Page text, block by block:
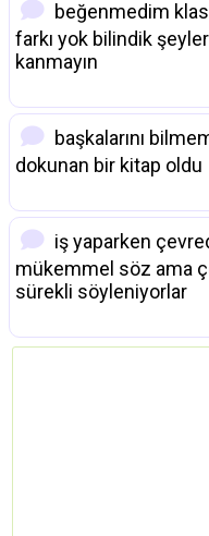
beğenmedim
farkı yok bilindik
kanmayın
başkalarını
dokunan bir kitap oldu
iş yaparken
mükemmel söz ama
sürekli söyleniyorlar